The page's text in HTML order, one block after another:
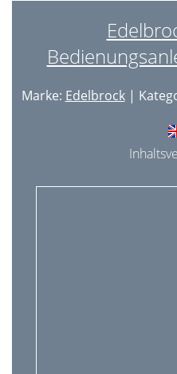
Marke: Edelbrock|